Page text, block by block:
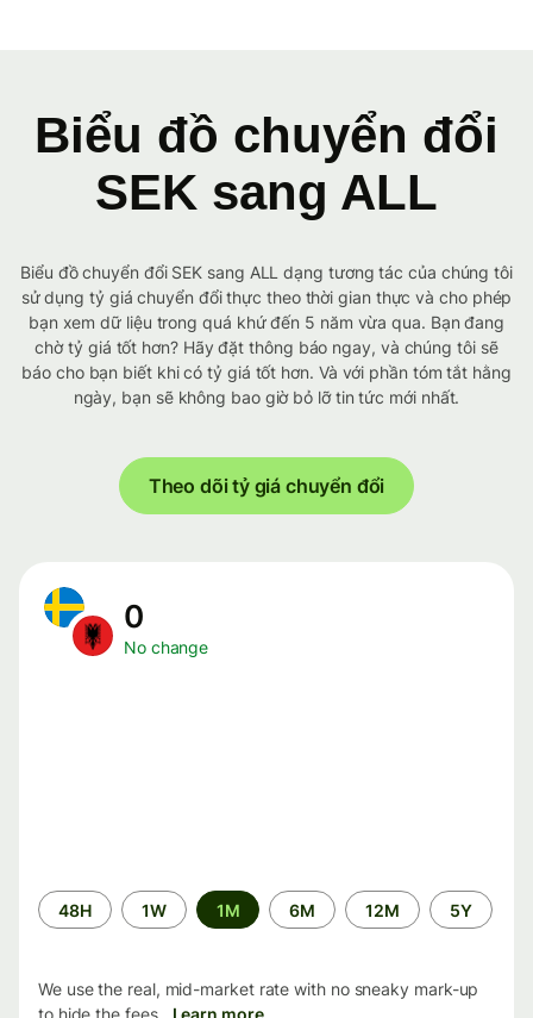
Biểu đồ chuyển đổi
SEK sang ALL
Biểu đồ chuyển đổi SEK sang ALL dạng tương tác của chúng tôi
sử dụng tỷ giá chuyển đổi thực theo thời gian thực và cho phép
bạn xem dữ liệu trong quá khứ đến 5 năm vừa qua. Bạn đang
chờ tỷ giá tốt hơn? Hãy đặt thông báo ngay, và chúng tôi sẽ
báo cho bạn biết khi có tỷ giá tốt hơn. Và với phần tóm tắt hằng
ngày, bạn sẽ không bao giờ bỏ lỡ tin tức mới nhất.
Theo dõi tỷ giá chuyển đổi
0
No change
Time
period
48H 1W 1M 6M 12M 5Y
We use the real, mid-market rate with no sneaky mark-up